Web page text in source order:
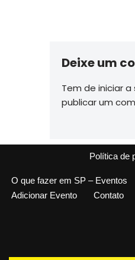
Deixe um
Tem de iniciar a
publicar um
Política de
O que fazer em SP – Eventos
Adicionar Evento
Contato